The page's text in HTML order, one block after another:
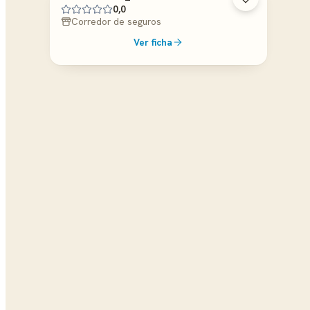
0,0
Corredor de seguros
Ver ficha